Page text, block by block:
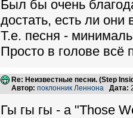
Был бы очень
достать, есть ли они
Т.е. песня -
Просто в голове всё
Re: Неизвестные песни. (Step
Автор: поклонник Леннона Дата:
Гы гы гы - а "Those